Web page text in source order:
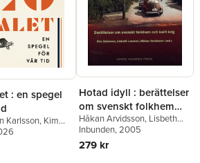
: en spegel
Karlsson, Kim
Hotad idyll : berättelser
om svenskt folkhem
och kallt krig
Håkan Arvidsson, Lisbeth
Larsson,Kim Salomon
Marie Cronqvist
Edman,
Inbunden, 2005
279 kr